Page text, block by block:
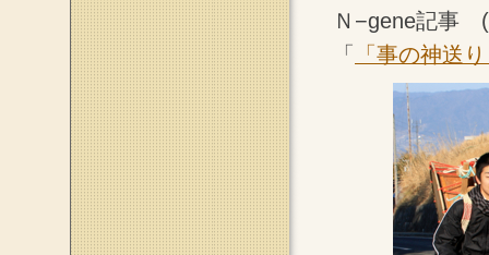
Ｎ−gene記事 (
「
「事の神送